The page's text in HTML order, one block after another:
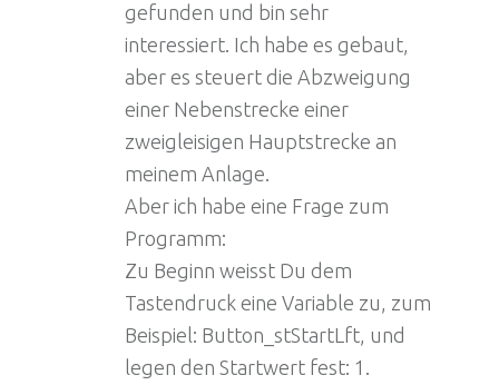
gefunden und bin sehr
interessiert. Ich habe es gebaut,
aber es steuert die Abzweigung
einer Nebenstrecke einer
zweigleisigen Hauptstrecke an
meinem Anlage.
Aber ich habe eine Frage zum
Programm:
Zu Beginn weisst Du dem
Tastendruck eine Variable zu, zum
Beispiel: Button_stStartLft, und
legen den Startwert fest: 1.